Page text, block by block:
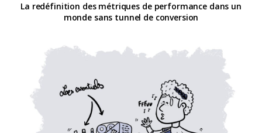
La redéfinition des métriques de performance dans un
monde sans tunnel de conversion